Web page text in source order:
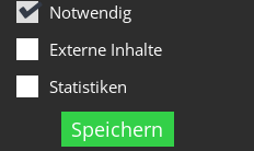
Notwendig
Externe Inhalte
Statistiken
Speichern